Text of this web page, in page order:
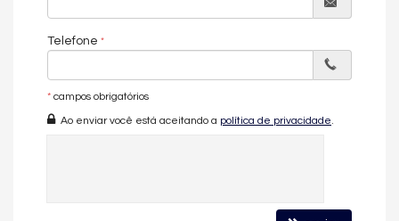
box de praia, entrada para banhistas, depósito, elevador, gás
Localizado no Centro de Balneário Camboriú, à beira-mar, este
apartamento está disponível por R$ 15.200.000, para quem
Telefone
* campos obrigatórios
Ao enviar você está aceitando a política de privacidade